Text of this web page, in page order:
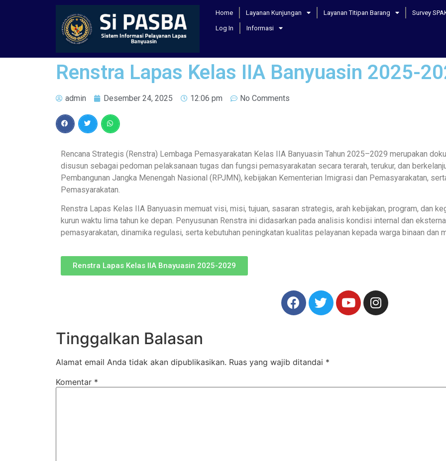
Home Layanan Kunjungan Layanan Titipan Barang Survey
Log In Informasi
Renstra Lapas Kelas IIA Banyuasin 2025-
admin Desember 24, 2025 12:06 pm No Comments
Rencana Strategis (Renstra) Lembaga Pemasyarakatan Kelas IIA Banyuasin Tahun 2025–2029 merupakan
disusun sebagai pedoman pelaksanaan tugas dan fungsi pemasyarakatan secara terarah, terukur, dan
Pembangunan Jangka Menengah Nasional (RPJMN), kebijakan Kementerian Imigrasi dan Pemasyarakatan,
Pemasyarakatan.
Renstra Lapas Kelas IIA Banyuasin memuat visi, misi, tujuan, sasaran strategis, arah kebijakan, program, dan
kurun waktu lima tahun ke depan. Penyusunan Renstra ini didasarkan pada analisis kondisi internal dan
pemasyarakatan, dinamika regulasi, serta kebutuhan peningkatan kualitas pelayanan kepada warga binaan dan
Renstra Lapas Kelas IIA Bnayuasin 2025-2029
Tinggalkan Balasan
Alamat email Anda tidak akan dipublikasikan. Ruas yang wajib ditandai *
Komentar *